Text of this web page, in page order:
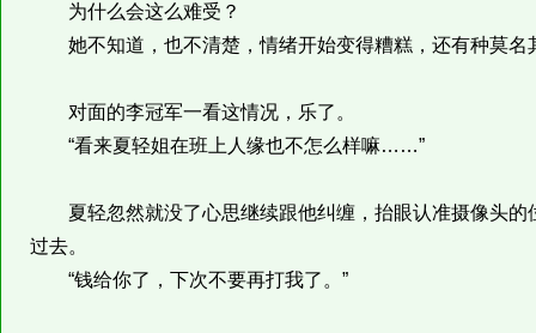
为什么会这么难受？
她不知道，也不清楚，情绪开始变得糟糕，还有种莫名
对面的李冠军一看这情况，乐了。
“看来夏轻姐在班上人缘也不怎么样嘛……”
夏轻忽然就没了心思继续跟他纠缠，抬眼认准摄像头的
过去。
“钱给你了，下次不要再打我了。”